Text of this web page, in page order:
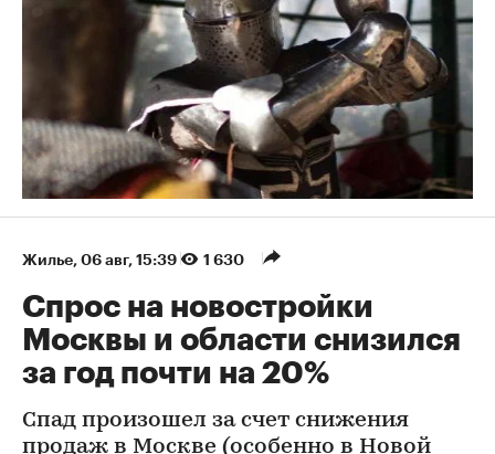
Жилье⁠, 06 авг, 15:39 1 630
Спрос на новостройки
Москвы и области снизился
за год почти на 20%
Спад произошел за счет снижения
продаж в Москве (особенно в Новой